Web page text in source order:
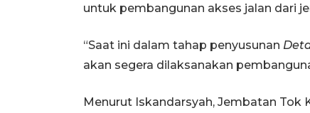
untuk pembangunan akses jalan dari
“Saat ini dalam tahap penyusunan
akan segera dilaksanakan
Menurut Iskandarsyah, Jembatan